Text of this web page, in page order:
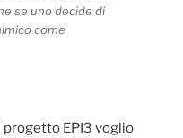
se uno decide di
come
EPI3 voglio